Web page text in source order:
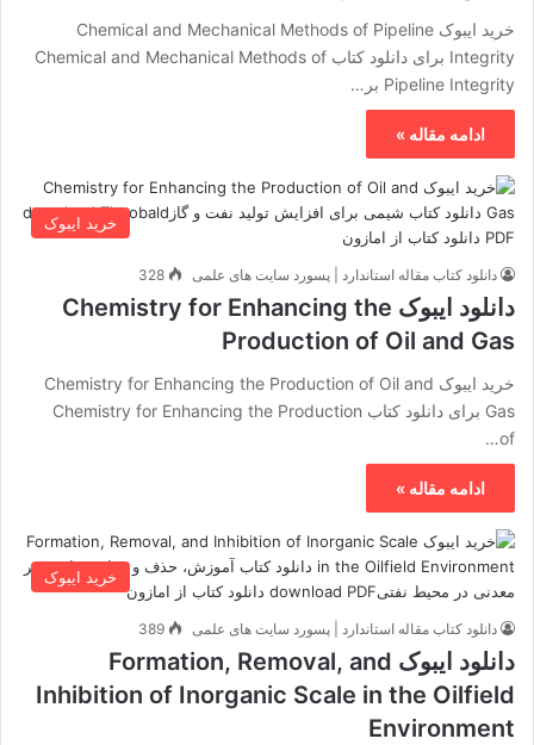
خرید ایبوک Chemical and Mechanical Methods of Pipeline
Integrity برای دانلود کتاب Chemical and Mechanical Methods of
Pipeline Integrity بر…
ادامه مقاله »
خرید ایبوک
دانلود کتاب مقاله استاندارد | پسورد سایت های علمی 328
دانلود ایبوک Chemistry for Enhancing the
Production of Oil and Gas
خرید ایبوک Chemistry for Enhancing the Production of Oil and
Gas برای دانلود کتاب Chemistry for Enhancing the Production
of…
ادامه مقاله »
خرید ایبوک
دانلود کتاب مقاله استاندارد | پسورد سایت های علمی 389
دانلود ایبوک Formation, Removal, and
Inhibition of Inorganic Scale in the Oilfield
Environment